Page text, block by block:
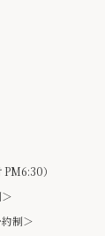
）
制＞